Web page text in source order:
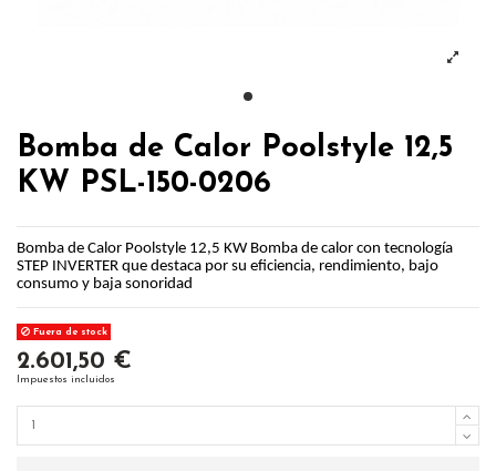
Bomba de Calor Poolstyle 12,5
KW PSL-150-0206
Bomba de Calor Poolstyle 12,5 KW Bomba de calor con tecnología
STEP INVERTER que destaca por su eficiencia, rendimiento, bajo
consumo y baja sonoridad
Fuera de stock
2.601,50 €
Impuestos incluidos